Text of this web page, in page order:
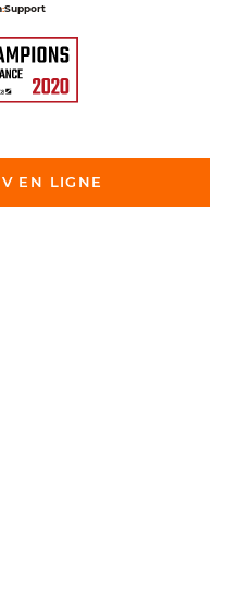
:Support
EN LIGNE